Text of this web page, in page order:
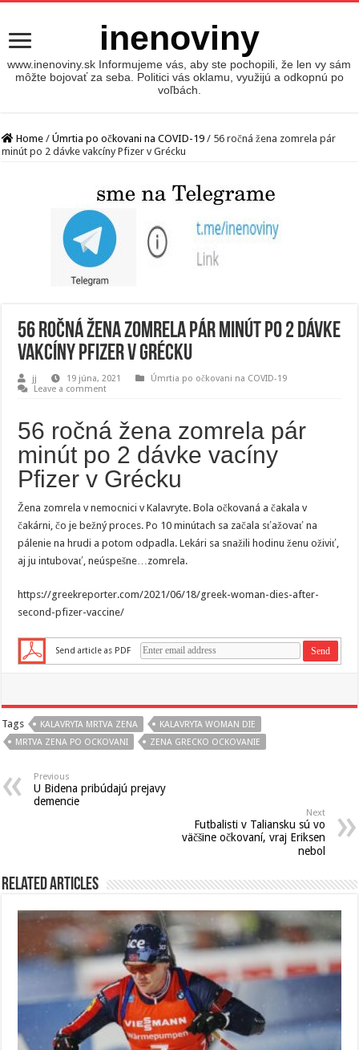
inenoviny
www.inenoviny.sk Informujeme vás, aby ste pochopili, že len vy sám
môžte bojovať za seba. Politici vás oklamu, využijú a odkopnú po
voľbách.
Home / Úmrtia po očkovani na COVID-19 / 56 ročná žena zomrela pár
minút po 2 dávke vakcíny Pfizer v Grécku
56 ročná žena zomrela pár minút po 2 dávke
vakcíny Pfizer v Grécku
jj 19 júna, 2021
Úmrtia po očkovani na COVID-19
Leave a comment
56 ročná žena zomrela pár
minút po 2 dávke vacíny
Pfizer v Grécku
Žena zomrela v nemocnici v Kalavryte. Bola očkovaná a čakala v
čakárni, čo je bežný proces. Po 10 minútach sa začala sťažovať na
pálenie na hrudi a potom odpadla. Lekári sa snažili hodinu ženu oživiť,
aj ju intubovať, neúspešne…zomrela.
https://greekreporter.com/2021/06/18/greek-woman-dies-after-
second-pfizer-vaccine/
Send article as PDF
Tags KALAVRYTA MRTVA ZENA
KALAVRYTA WOMAN DIE
MRTVA ZENA PO OCKOVANI
ZENA GRECKO OCKOVANIE
Previous
U Bidena pribúdajú prejavy
demencie
Next
Futbalisti v Taliansku sú vo
väčšine očkovaní, vraj Eriksen
nebol
Related Articles